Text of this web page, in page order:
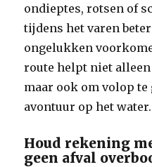
ondieptes, rotsen of
tijdens het varen
ongelukken
route helpt niet
maar ook om volop te
avontuur op het water.
Houd rekening
geen afval